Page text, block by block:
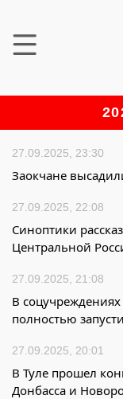
27.09.2025, 23:30
Заокчане
27.09.2025, 22:08
Синоптики
Центральной
27.09.2025, 21:08
В
полностью
27.09.2025, 20:01
В Туле прошел
Донбасса и